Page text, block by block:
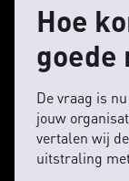
Hoe
De vraag is
jouw
vertalen wij
uitstraling